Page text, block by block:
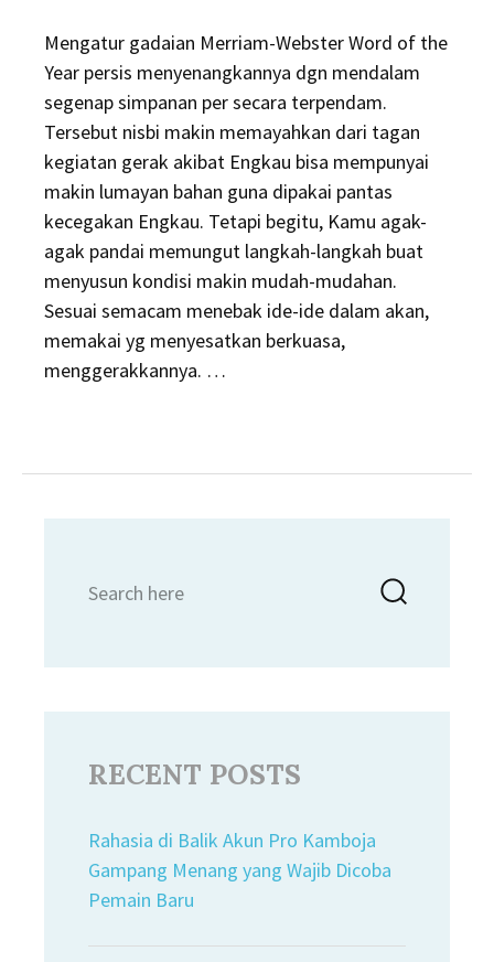
Mengatur gadaian Merriam-Webster Word of the
Year persis menyenangkannya dgn mendalam
segenap simpanan per secara terpendam.
Tersebut nisbi makin memayahkan dari tagan
kegiatan gerak akibat Engkau bisa mempunyai
makin lumayan bahan guna dipakai pantas
kecegakan Engkau. Tetapi begitu, Kamu agak-
agak pandai memungut langkah-langkah buat
menyusun kondisi makin mudah-mudahan.
Sesuai semacam menebak ide-ide dalam akan,
memakai yg menyesatkan berkuasa,
menggerakkannya. …
for:
RECENT POSTS
Rahasia di Balik Akun Pro Kamboja
Gampang Menang yang Wajib Dicoba
Pemain Baru